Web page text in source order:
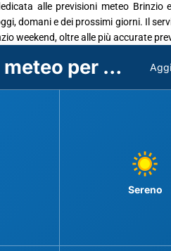
alle previsioni meteo
domani e dei prossimi giorni. Il
weekend, oltre alle più accurate
Previsioni meteo per Brinzio (VA)
Sereno